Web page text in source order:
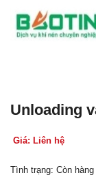
Unloading
Giá: Liên hệ
Tình trạng: Còn hàng